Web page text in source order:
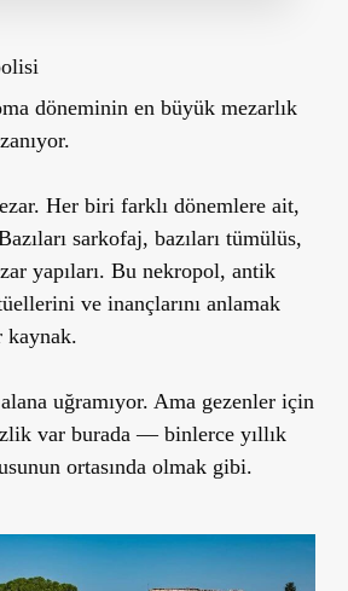
döneminin en büyük mezarlık
Her biri farklı dönemlere ait,
sarkofaj, bazıları tümülüs,
yapıları. Bu nekropol, antik
ve inançlarını anlamak
kaynak.
uğramıyor. Ama gezenler için
var burada — binlerce yıllık
ortasında olmak gibi.